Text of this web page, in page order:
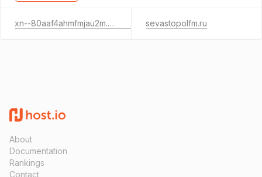
xn--80aaf4ahmfmjau2m.xn--p1ai sevastopolfm.ru
About
Documentation
Rankings
Contact